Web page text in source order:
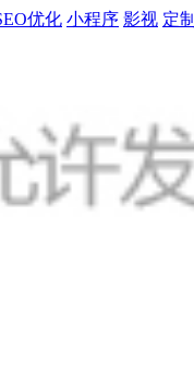
优化 小程序 影视 定